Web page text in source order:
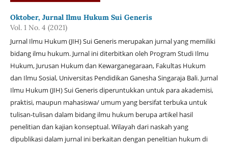
Oktober, Jurnal Ilmu Hukum Sui Generis
Vol. 1 No. 4 (2021)
Jurnal Ilmu Hukum (JIH) Sui Generis merupakan jurnal yang memiliki
bidang ilmu hukum. Jurnal ini diterbitkan oleh Program Studi Ilmu
Hukum, Jurusan Hukum dan Kewarganegaraan, Fakultas Hukum
dan Ilmu Sosial, Universitas Pendidikan Ganesha Singaraja Bali. Jurnal
Ilmu Hukum (JIH) Sui Generis diperuntukkan untuk para akademisi,
praktisi, maupun mahasiswa/ umum yang bersifat terbuka untuk
tulisan-tulisan dalam bidang ilmu hukum berupa artikel hasil
penelitian dan kajian konseptual. Wilayah dari naskah yang
dipublikasi dalam jurnal ini berkaitan dengan penelitian hukum di